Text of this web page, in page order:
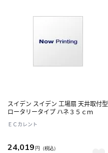
スイデン スイデン 工場扇 天井取付型
ロータリータイプ ハネ３５ｃｍ
ＥＣカレント
24,019 円 （税込）